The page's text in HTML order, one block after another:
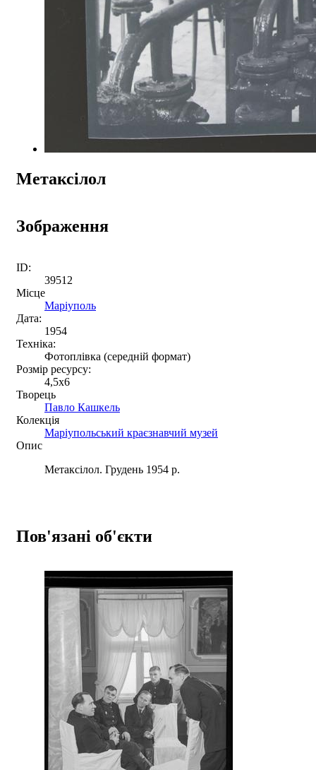
Метаксілол
Зображення
ID:
39512
Місце
Маріуполь
Дата:
1954
Техніка:
Фотоплівка (середній формат)
Розмір ресурсу:
4,5x6
Творець
Павло Кашкель
Колекція
Маріупольський краєзнавчий музей
Опис
Метаксілол. Грудень 1954 р.
Пов'язані об'єкти